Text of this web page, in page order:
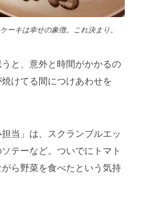
ーキは幸せの象徴。これ決まり。
と、意外と時間がかかるの
けてる間につけあわせを
当」は、スクランブルエッ
テーなど。ついでにトマト
ら野菜を食べたという気持